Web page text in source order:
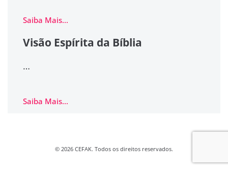
Saiba Mais...
Visão Espírita da Bíblia
…
Saiba Mais...
© 2026 CEFAK. Todos os direitos reservados.